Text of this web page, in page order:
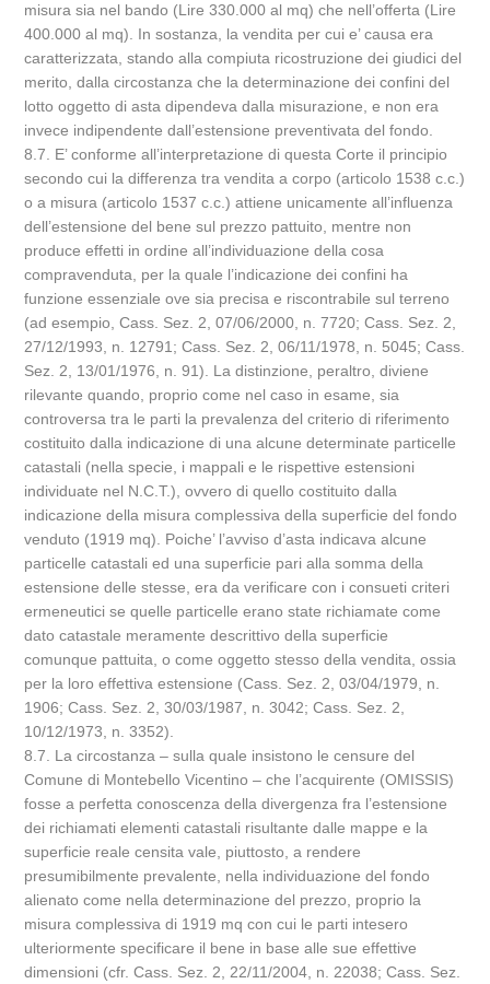
misura sia nel bando (Lire 330.000 al mq) che nell’offerta (Lire
400.000 al mq). In sostanza, la vendita per cui e’ causa era
caratterizzata, stando alla compiuta ricostruzione dei giudici del
merito, dalla circostanza che la determinazione dei confini del
lotto oggetto di asta dipendeva dalla misurazione, e non era
invece indipendente dall’estensione preventivata del fondo.
8.7. E’ conforme all’interpretazione di questa Corte il principio
secondo cui la differenza tra vendita a corpo (articolo 1538 c.c.)
o a misura (articolo 1537 c.c.) attiene unicamente all’influenza
dell’estensione del bene sul prezzo pattuito, mentre non
produce effetti in ordine all’individuazione della cosa
compravenduta, per la quale l’indicazione dei confini ha
funzione essenziale ove sia precisa e riscontrabile sul terreno
(ad esempio, Cass. Sez. 2, 07/06/2000, n. 7720; Cass. Sez. 2,
27/12/1993, n. 12791; Cass. Sez. 2, 06/11/1978, n. 5045; Cass.
Sez. 2, 13/01/1976, n. 91). La distinzione, peraltro, diviene
rilevante quando, proprio come nel caso in esame, sia
controversa tra le parti la prevalenza del criterio di riferimento
costituito dalla indicazione di una alcune determinate particelle
catastali (nella specie, i mappali e le rispettive estensioni
individuate nel N.C.T.), ovvero di quello costituito dalla
indicazione della misura complessiva della superficie del fondo
venduto (1919 mq). Poiche’ l’avviso d’asta indicava alcune
particelle catastali ed una superficie pari alla somma della
estensione delle stesse, era da verificare con i consueti criteri
ermeneutici se quelle particelle erano state richiamate come
dato catastale meramente descrittivo della superficie
comunque pattuita, o come oggetto stesso della vendita, ossia
per la loro effettiva estensione (Cass. Sez. 2, 03/04/1979, n.
1906; Cass. Sez. 2, 30/03/1987, n. 3042; Cass. Sez. 2,
10/12/1973, n. 3352).
8.7. La circostanza – sulla quale insistono le censure del
Comune di Montebello Vicentino – che l’acquirente (OMISSIS)
fosse a perfetta conoscenza della divergenza fra l’estensione
dei richiamati elementi catastali risultante dalle mappe e la
superficie reale censita vale, piuttosto, a rendere
presumibilmente prevalente, nella individuazione del fondo
alienato come nella determinazione del prezzo, proprio la
misura complessiva di 1919 mq con cui le parti intesero
ulteriormente specificare il bene in base alle sue effettive
dimensioni (cfr. Cass. Sez. 2, 22/11/2004, n. 22038; Cass. Sez.